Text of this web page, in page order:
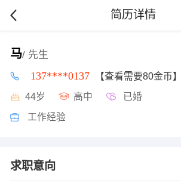
简历详情
马/ 先生
137****0137 【查看需要80金币】
44岁 高中 已婚
工作经验
求职意向